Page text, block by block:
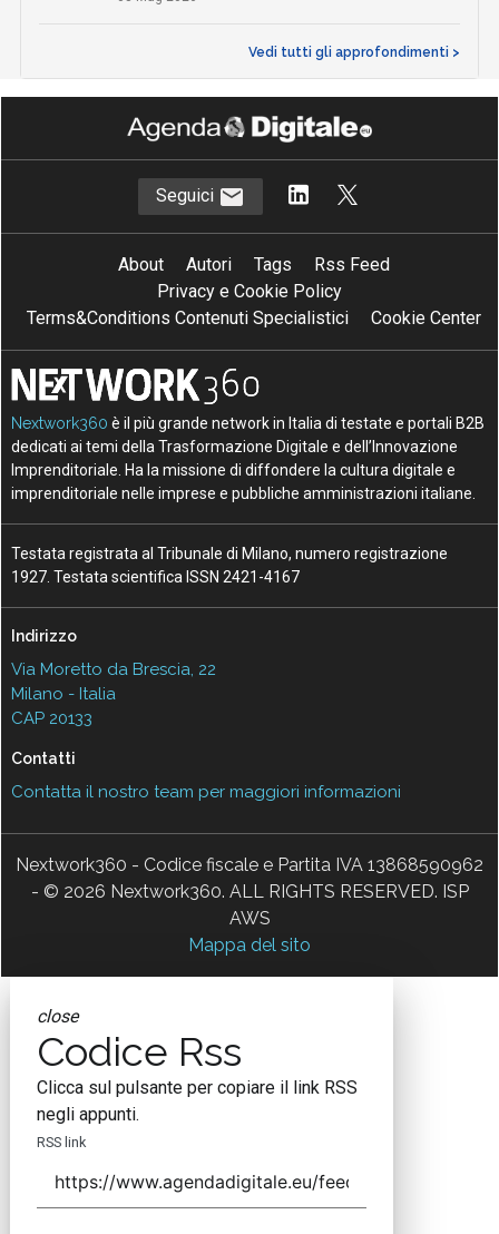
Vedi tutti gli approfondimenti >
Seguici
About Autori Tags
Rss Feed
Privacy e Cookie Policy
Terms&Conditions Contenuti Specialistici
Cookie Center
Nextwork360 è il più grande network in Italia di testate e portali B2B
dedicati ai temi della Trasformazione Digitale e dell’Innovazione
Imprenditoriale. Ha la missione di diffondere la cultura digitale e
imprenditoriale nelle imprese e pubbliche amministrazioni italiane.
Testata registrata al Tribunale di Milano, numero registrazione
1927. Testata scientifica ISSN 2421-4167
Indirizzo
Via Moretto da Brescia, 22
Milano - Italia
CAP 20133
Contatti
Contatta il nostro team per maggiori informazioni
Nextwork360 - Codice fiscale e Partita IVA 13868590962
- © 2026 Nextwork360. ALL RIGHTS RESERVED. ISP
AWS
Mappa del sito
close
Codice Rss
Clicca sul pulsante per copiare il link RSS
negli appunti.
RSS link